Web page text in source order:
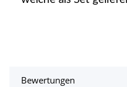
Bewertungen